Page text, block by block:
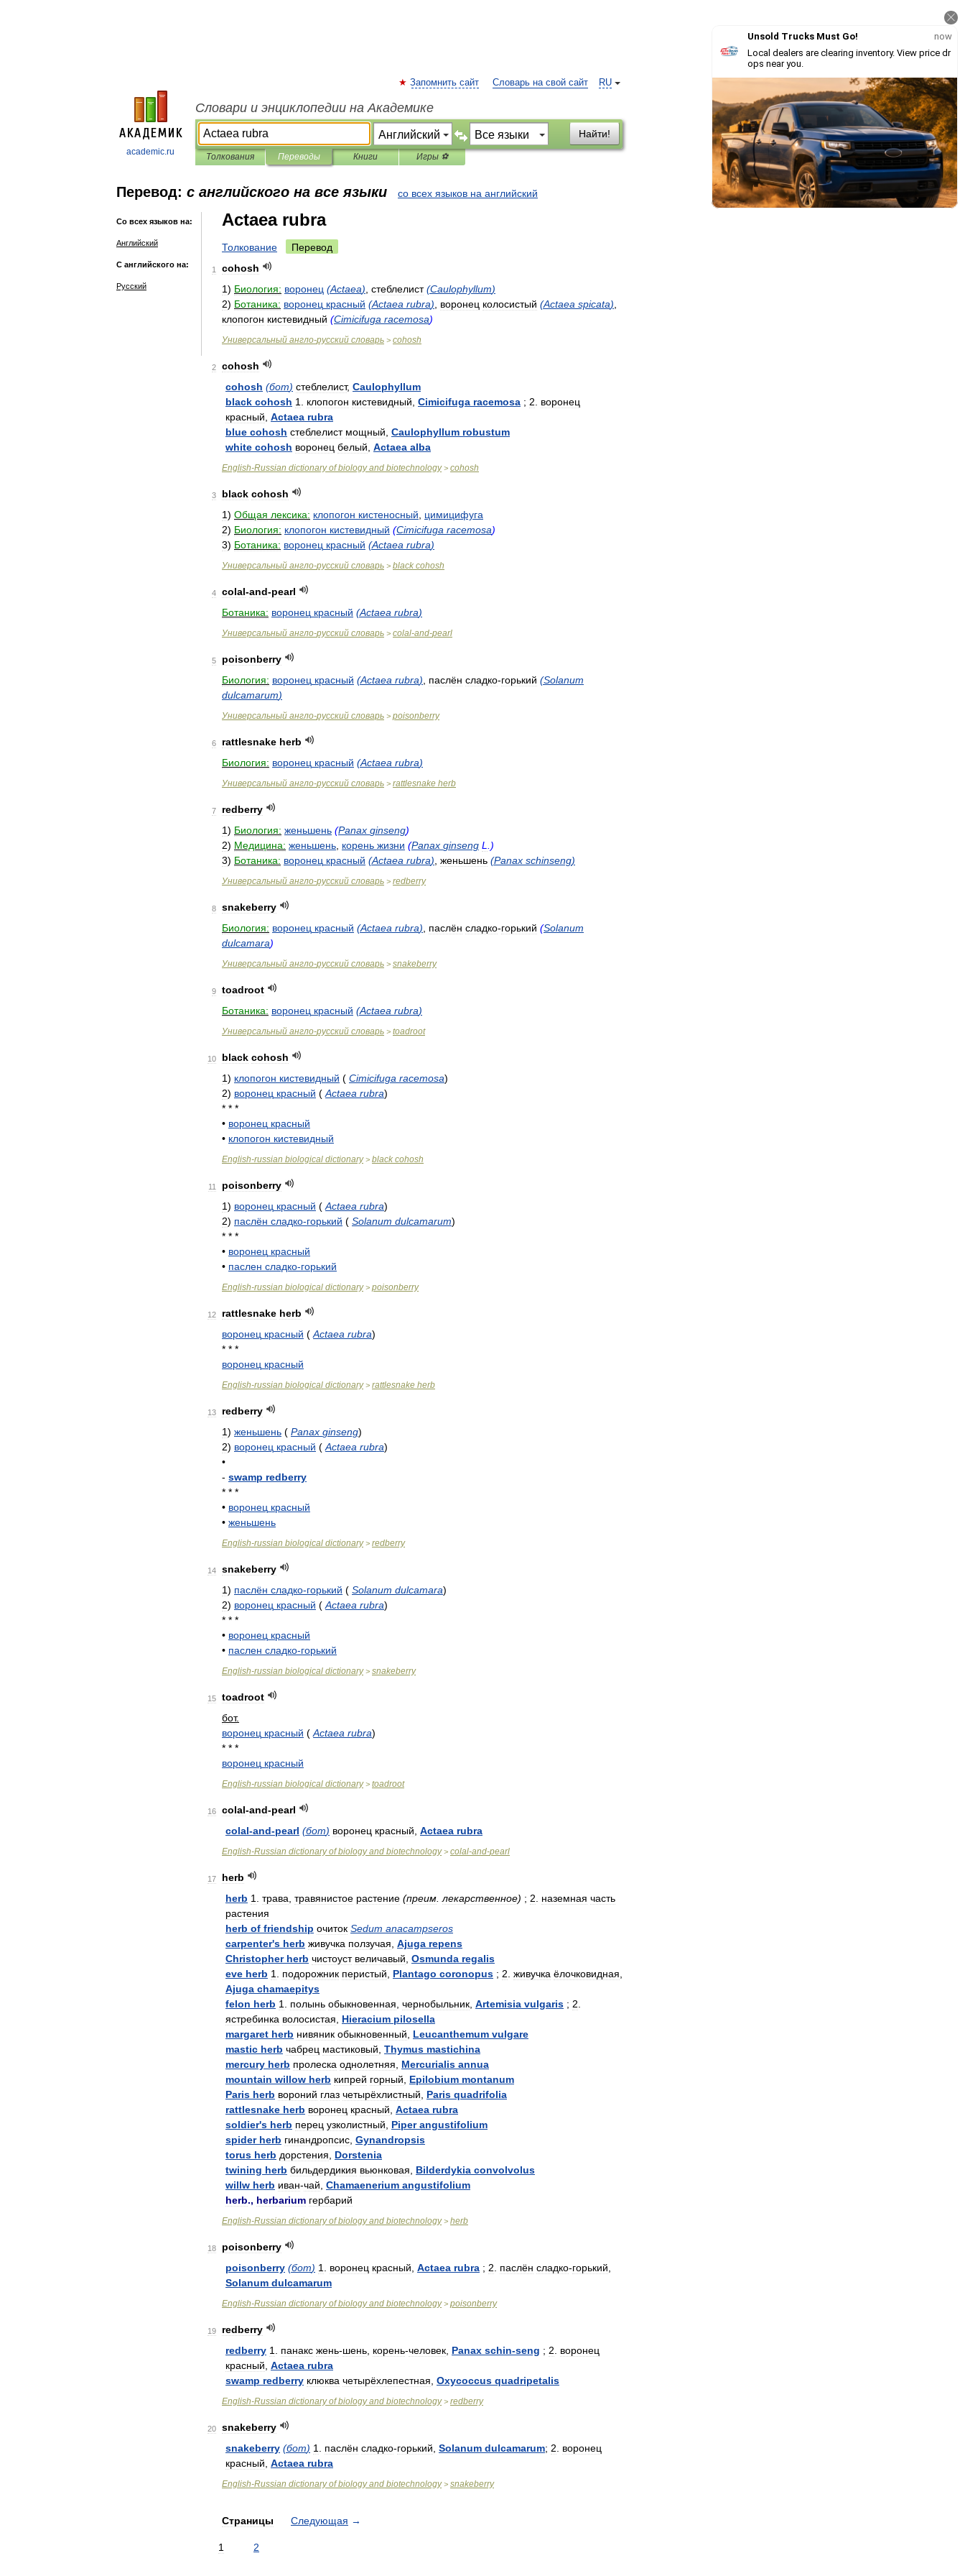
academic.ru
RU
Запомнить сайт Словарь на свой сайт
Словари и энциклопедии на Академике
Найти!
Толкования Переводы Книги Игры ⚽
Перевод: с английского на все языки со всех языков на английский
Со всех языков на:
Английский
С английского на:
Русский
Actaea rubra
Толкование Перевод
1
cohosh
1) Биология: воронец (Actaea) стеблелист (Caulophyllum)
2) Ботаника: воронец красный (Actaea rubra) воронец колосистый (Actaea spicata)
клопогон кистевидный (Cimicifuga racemosa)
Универсальный англо-русский словарь > cohosh
2
cohosh
cohosh (бот) стеблелист, Caulophyllum
black cohosh 1 клопогон кистевидный Cimicifuga racemosa ; 2
воронец
красный Actaea rubra
blue cohosh стеблелист мощный Caulophyllum robustum
white cohosh воронец белый Actaea alba
English-Russian dictionary of biology and biotechnology> cohosh
3 black cohosh
1) Общая лексика: клопогон кистеносный
цимицифуга
2) Биология: клопогон кистевидный (Cimicifuga racemosa)
3) Ботаника: воронец красный (Actaea rubra)
Универсальный англо-русский словарь > black cohosh
4 colal-and-pearl
Ботаника: воронец красный (Actaea rubra)
Универсальный англо-русский словарь > colal-and-pearl
5
poisonberry
Биология: воронец красный (Actaea rubra) паслён сладко-горький (Solanum
dulcamarum)
Универсальный англо-русский словарь > poisonberry
6 rattlesnake herb
Биология: воронец красный (Actaea rubra)
Универсальный англо-русский словарь > rattlesnake herb
7
redberry
1) Биология: женьшень (Panax ginseng)
2) Медицина: женьшень корень жизни (Panax ginseng L .)
3) Ботаника: воронец красный (Actaea rubra) женьшень (Panax schinseng)
Универсальный англо-русский словарь > redberry
8
snakeberry
Биология: воронец красный (Actaea rubra) паслён сладко-горький (Solanum
dulcamara)
Универсальный англо-русский словарь > snakeberry
9
toadroot
Ботаника: воронец красный (Actaea rubra)
Универсальный англо-русский словарь > toadroot
10 black cohosh
1) клопогон кистевидный ( Cimicifuga racemosa)
2) воронец красный ( Actaea rubra)
* * *
• воронец красный
• клопогон кистевидный
English-russian biological dictionary> black cohosh
11
poisonberry
1) воронец красный ( Actaea rubra)
2) паслён сладко-горький ( Solanum dulcamarum)
* * *
• воронец красный
• паслен сладко-горький
English-russian biological dictionary> poisonberry
12 rattlesnake herb
воронец красный ( Actaea rubra)
* * *
воронец красный
English-russian biological dictionary> rattlesnake herb
13
redberry
1) женьшень ( Panax ginseng)
2) воронец красный ( Actaea rubra)
•
- swamp redberry
* * *
• воронец красный
• женьшень
English-russian biological dictionary> redberry
14
snakeberry
1) паслён сладко-горький ( Solanum dulcamara)
2) воронец красный ( Actaea rubra)
* * *
• воронец красный
• паслен сладко-горький
English-russian biological dictionary> snakeberry
15
toadroot
бот.
воронец красный ( Actaea rubra)
* * *
воронец красный
English-russian biological dictionary> toadroot
16 colal-and-pearl
colal-and-pearl (бот) воронец красный Actaea rubra
English-Russian dictionary of biology and biotechnology> colal-and-pearl
17
herb
herb 1 трава травянистое растение (преим лекарственное) ; 2 наземная часть
растения
herb of friendship очиток Sedum anacampseros
carpenter's herb живучка ползучая Ajuga repens
Christopher herb чистоуст величавый Osmunda regalis
eve herb 1 подорожник перистый Plantago coronopus ; 2 живучка ёлочковидная
Ajuga chamaepitys
felon herb 1 полынь обыкновенная чернобыльник Artemisia vulgaris ; 2
ястребинка волосистая Hieracium pilosella
margaret herb нивяник обыкновенный Leucanthemum vulgare
mastic herb чабрец мастиковый Thymus mastichina
mercury herb пролеска однолетняя Mercurialis annua
mountain willow herb кипрей горный Epilobium montanum
Paris herb вороний глаз четырёхлистный Paris quadrifolia
rattlesnake herb воронец красный Actaea rubra
soldier's herb перец узколистный Piper angustifolium
spider herb гинандропсис Gynandropsis
torus herb дорстения
Dorstenia
twining herb бильдердикия вьюнковая Bilderdykia convolvolus
willw herb иван-чай Chamaenerium angustifolium
herb., herbarium гербарий
English-Russian dictionary of biology and biotechnology> herb
18
poisonberry
poisonberry (бот) 1 воронец красный Actaea rubra ; 2 паслён сладко-горький
Solanum dulcamarum
English-Russian dictionary of biology and biotechnology> poisonberry
19
redberry
redberry 1 панакс жень-шень корень-человек Panax schin-seng ; 2
воронец
красный Actaea rubra
swamp redberry клюква четырёхлепестная Oxycoccus quadripetalis
English-Russian dictionary of biology and biotechnology> redberry
20
snakeberry
snakeberry (бот) 1 паслён сладко-горький Solanum dulcamarum; 2
воронец
красный Actaea rubra
English-Russian dictionary of biology and biotechnology> snakeberry
Страницы Следующая →
1 2